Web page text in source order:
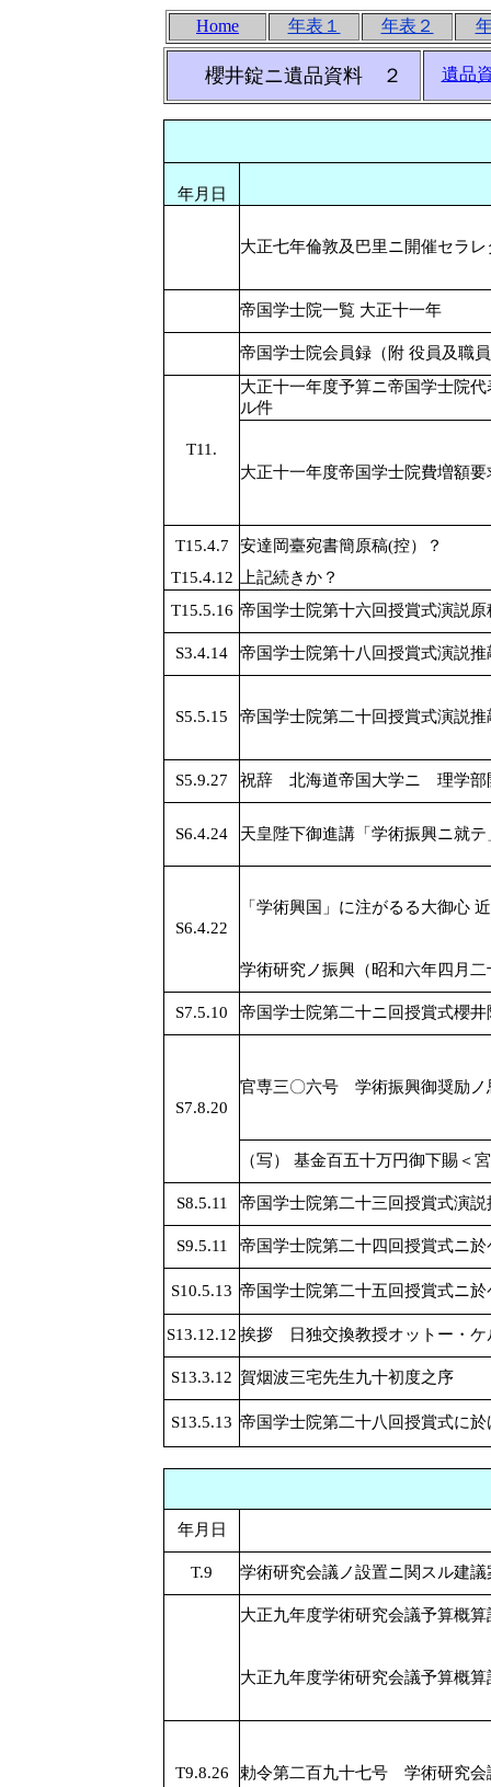
Home 年表１ 年表２
年月日
大正七年倫敦及巴里ニ開催セラ
帝国学士院一覧 大正十一年
帝国学士院会員録（附 役員及職
T11.
大正十一年度予算ニ帝国学士院
ル件
大正十一年度帝国学士院費増額要
T15.4.7
安達岡臺宛書簡原稿(控）？
T15.4.12
上記続きか？
T15.5.16 帝国学士院第十六回授賞式演説原
S3.4.14 帝国学士院第十八回授賞式演説推
S5.5.15 帝国学士院第二十回授賞式演説推
S5.9.27 祝辞 北海道帝国大学ニ 理学部
S6.4.24 天皇陛下御進講「学術振興ニ就
S6.4.22
「学術興国」に注がるる大御心
学術研究ノ振興（昭和六年四月
S7.5.10 帝国学士院第二十ニ回授賞式櫻
S7.8.20
官専三〇六号 学術振興御奨励
（写） 基金百五十万円御下賜＜
S8.5.11 帝国学士院第二十三回授賞式演
S9.5.11 帝国学士院第二十四回授賞式ニ
S10.5.13 帝国学士院第二十五回授賞式ニ
S13.12.12 挨拶 日独交換教授オットー・ケ
S13.3.12 賀烟波三宅先生九十初度之序
S13.5.13 帝国学士院第二十八回授賞式に
年月日
T.9 学術研究会議ノ設置ニ関スル建
大正九年度学術研究会議予算概算
大正九年度学術研究会議予算概
T9.8.26 勅令第二百九十七号 学術研究会
櫻井錠ニ遺品資料 ２ 遺品